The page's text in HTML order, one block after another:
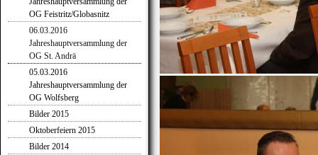
OG Feistritz/Globasnitz
06.03.2016
Jahreshauptversammlung der
OG St. Andrä
05.03.2016
Jahreshauptversammlung der
OG Wolfsberg
Bilder 2015
Oktoberfeiern 2015
Bilder 2014